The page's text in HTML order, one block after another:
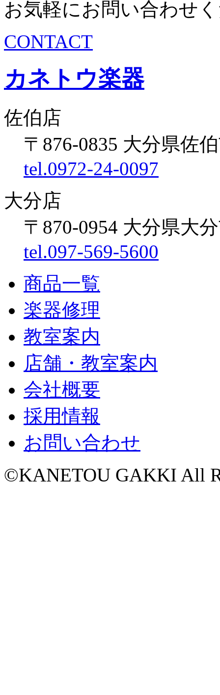
お気軽にお問い合わせ
CONTACT
カネトウ楽器
佐伯店
〒876-0835 大分県佐
tel.0972-24-0097
大分店
〒870-0954 大分県大
tel.097-569-5600
商品一覧
楽器修理
教室案内
店舗・教室案内
会社概要
採用情報
お問い合わせ
©KANETOU GAKKI All